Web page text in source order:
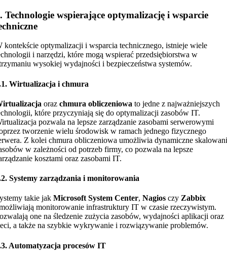
Technologie wspierające optymalizację i wsparcie
kontekście optymalizacji i wsparcia technicznego, istnieje wiele
i narzędzi, które mogą wspierać przedsiębiorstwa w
wysokiej wydajności i bezpieczeństwa systemów.
Wirtualizacja i chmura
orazchmura obliczeniowa to jedne z najważniejszych
które przyczyniają się do optymalizacji zasobów IT.
pozwala na lepsze zarządzanie zasobami serwerowymi
tworzenie wielu środowisk w ramach jednego fizycznego
Z kolei chmura obliczeniowa umożliwia dynamiczne
w zależności od potrzeb firmy, co pozwala na lepsze
kosztami oraz zasobami IT.
Systemy zarządzania i monitorowania
takie jakMicrosoft System Center,Nagios czy Zabbix
monitorowanie infrastruktury IT w czasie rzeczywistym.
one na śledzenie zużycia zasobów, wydajności aplikacji oraz
a także na szybkie wykrywanie i rozwiązywanie problemów.
Automatyzacja procesów IT